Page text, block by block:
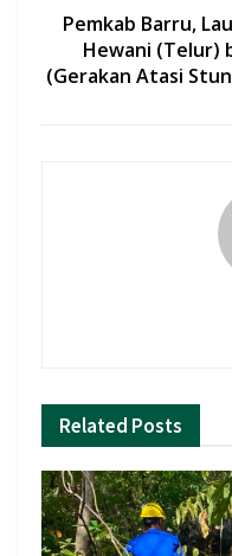
Pemkab Barru,
Hewani (Telur)
(Gerakan Atasi
Related Posts